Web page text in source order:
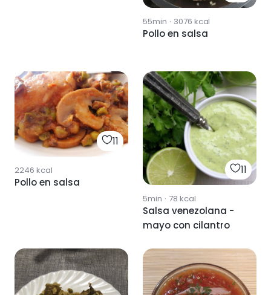
55min · 3076 kcal
Pollo en salsa
11
2246 kcal
Pollo en salsa
11
5min · 78 kcal
Salsa venezolana -
mayo con cilantro